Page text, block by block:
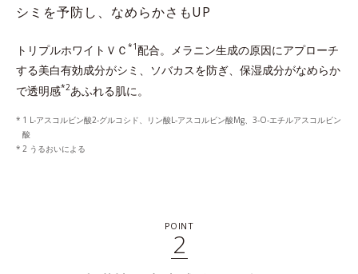
シミを予防し、なめらかさもUP
トリプルホワイトＶＣ *1配合。メラニン生成の原因にアプローチ
する美白有効成分がシミ、ソバカスを防ぎ、保湿成分がなめらか
で透明感*2あふれる肌に。
1 L-アスコルビン酸2-グルコシド、リン酸L-アスコルビン酸Mg、3-O-エチルアスコルビン
酸
2 うるおいによる
POINT
2